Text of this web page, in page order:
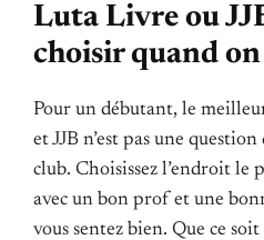
Luta Livre ou
choisir quand on
Pour un débutant, le
et JJB n’est pas une
club. Choisissez l’endroit le
avec un bon prof et une
vous sentez bien. Que ce